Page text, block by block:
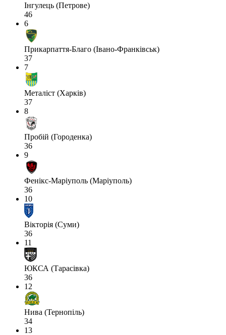
Інгулець (Петрове)
46
6
Прикарпаття-Благо (Івано-Франківськ)
37
7
Металіст (Харків)
37
8
Пробій (Городенка)
36
9
Фенікс-Маріуполь (Маріуполь)
36
10
Вікторія (Суми)
36
11
ЮКСА (Тарасівка)
36
12
Нива (Тернопіль)
34
13